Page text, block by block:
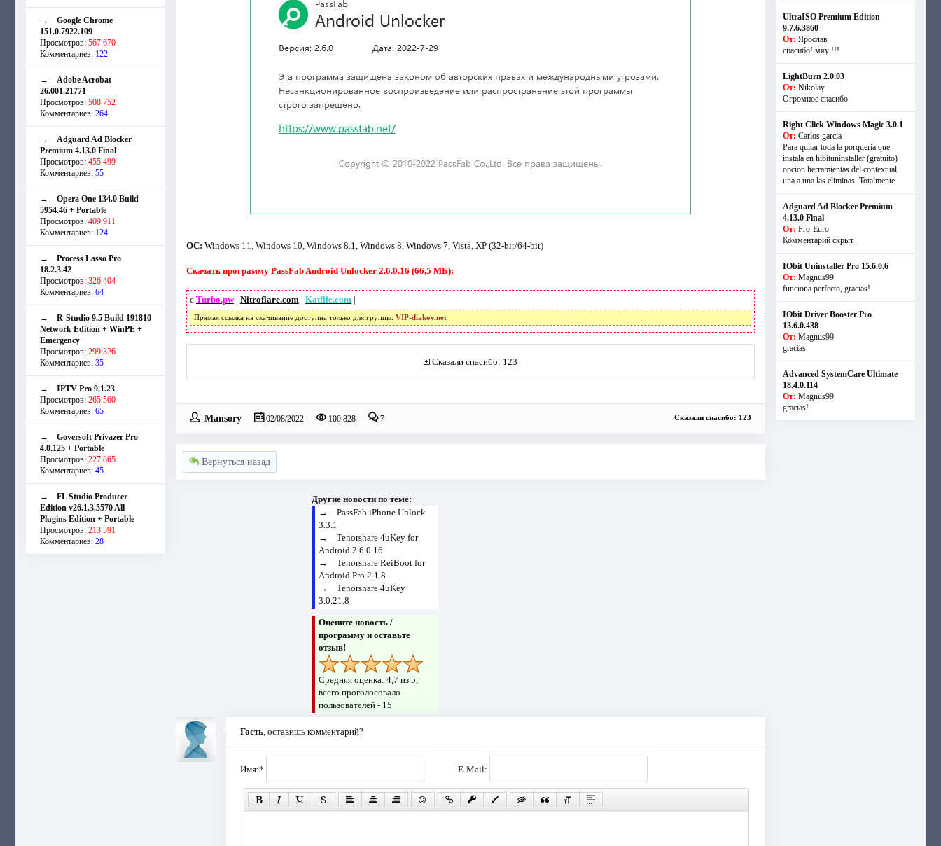
→ Google Chrome
151.0.7922.109
Просмотров: 567 670
Комментариев: 122
→ Adobe Acrobat
26.001.21771
Просмотров: 508 752
Комментариев: 264
→ Adguard Ad Blocker
Premium 4.13.0 Final
Просмотров: 455 499
Комментариев: 55
→ Opera One 134.0 Build
5954.46 + Portable
Просмотров: 409 911
Комментариев: 124
→ Process Lasso Pro
18.2.3.42
Просмотров: 326 404
Комментариев: 64
→ R-Studio 9.5 Build 191810
Network Edition + WinPE +
Emergency
Просмотров: 299 326
Комментариев: 35
→ IPTV Pro 9.1.23
Просмотров: 265 560
Комментариев: 65
→ Goversoft Privazer Pro
4.0.125 + Portable
Просмотров: 227 865
Комментариев: 45
→ FL Studio Producer
Edition v26.1.3.5570 All
Plugins Edition + Portable
Просмотров: 213 591
Комментариев: 28
ОС: Windows 11, Windows 10, Windows 8.1, Windows 8, Windows 7, Vista, XP (32-bit/64-bit)
Скачать программу PassFab Android Unlocker 2.6.0.16 (66,5 МБ):
с Turbo.pw| Nitroflare.com | Katfile.com |
Прямая ссылка на скачивание доступна только для группы: VIP-diakov.net
Сказали спасибо: 123
Mansory 02/08/2022 100 828 7 Сказали спасибо: 123
Вернуться назад
Другие новости по теме:
→PassFab iPhone Unlock
3.3.1
→Tenorshare 4uKey for
Android 2.6.0.16
→Tenorshare ReiBoot for
Android Pro 2.1.8
→Tenorshare 4uKey
3.0.21.8
Оцените новость /
программу и оставьте
отзыв!
Средняя оценка:4,7 из 5,
всего проголосовало
пользователей - 15
Гость, оставишь комментарий?
Имя:* E-Mail:
UltraISO Premium Edition
9.7.6.3860
От: Ярослав
спасибо! мяу !!!
LightBurn 2.0.03
От: Nikolay
Огромное спасибо
Right Click Windows Magic 3.0.1
От: Carlos garcia
Para quitar toda la porqueria que
instala en hibituninstaller (gratuito)
opcion herramientas del contextual
una a una las eliminas. Totalmente
Adguard Ad Blocker Premium
4.13.0 Final
От: Pro-Euro
Комментарий скрыт
IObit Uninstaller Pro 15.6.0.6
От: Magnus99
funciona perfecto, gracias!
IObit Driver Booster Pro
13.6.0.438
От: Magnus99
gracias
Advanced SystemCare Ultimate
18.4.0.114
От: Magnus99
gracias!